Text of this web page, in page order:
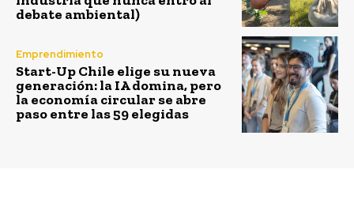
debate ambiental)
Emprendimiento
Start-Up Chile elige su nueva
generación: la IA domina, pero
la economía circular se abre
paso entre las 59 elegidas